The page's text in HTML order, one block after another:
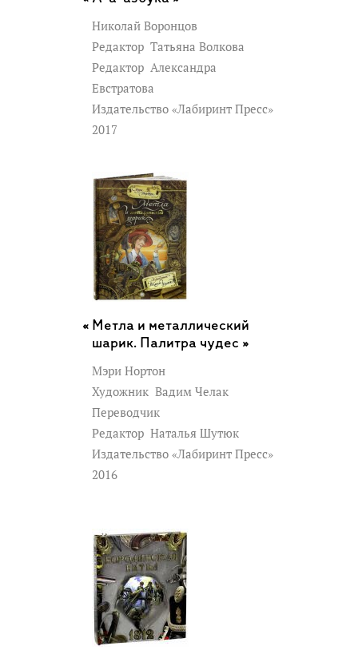
Николай Воронцов
Редактор Татьяна Волкова
Редактор Александра
Евстратова
Издательство «Лабиринт Пресс»
2017
Метла и металлический
шарик. Палитра чудес »
Мэри Нортон
Художник Вадим Челак
Переводчик
Редактор Наталья Шутюк
Издательство «Лабиринт Пресс»
2016